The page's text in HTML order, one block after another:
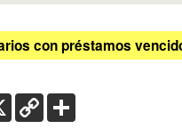
con préstamos
X Copy
Link